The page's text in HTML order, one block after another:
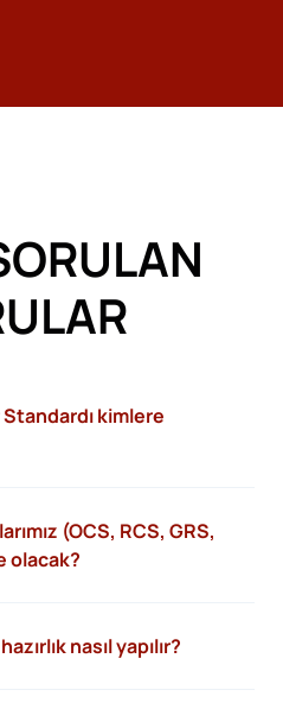
kimlere
(OCS, RCS, GRS,
olacak?
nasıl yapılır?